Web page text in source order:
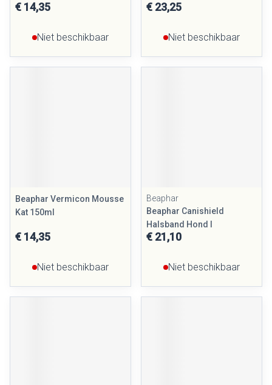
€ 14,35
Niet beschikbaar
€ 23,25
Niet beschikbaar
Beaphar Vermicon Mousse
Kat 150ml
€ 14,35
Niet beschikbaar
Beaphar
Beaphar Canishield
Halsband Hond l
€ 21,10
Niet beschikbaar